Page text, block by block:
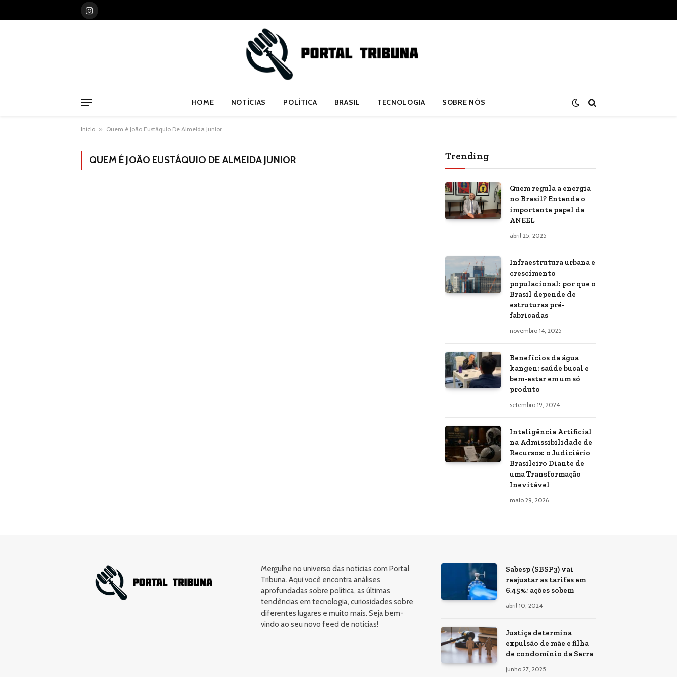
Instagram
HOME NOTÍCIAS POLÍTICA BRASIL TECNOLOGIA SOBRE NÓS
Início » Quem é João Eustáquio De Almeida Junior
QUEM É JOÃO EUSTÁQUIO DE ALMEIDA JUNIOR Trending
Quem regula a energia
no Brasil? Entenda o
importante papel da
ANEEL
abril 25, 2025
Infraestrutura urbana e
crescimento
populacional: por que o
Brasil depende de
estruturas pré-
fabricadas
novembro 14, 2025
Benefícios da água
kangen: saúde bucal e
bem-estar em um só
produto
setembro 19, 2024
Inteligência Artificial
na Admissibilidade de
Recursos: o Judiciário
Brasileiro Diante de
uma Transformação
Inevitável
maio 29, 2026
Mergulhe no universo das notícias com Portal
Tribuna. Aqui você encontra análises
aprofundadas sobre política, as últimas
tendências em tecnologia, curiosidades sobre
diferentes lugares e muito mais. Seja bem-
vindo ao seu novo feed de notícias!
Sabesp (SBSP3) vai
reajustar as tarifas em
6,45%; ações sobem
abril 10, 2024
Justiça determina
expulsão de mãe e filha
de condomínio da Serra
junho 27, 2025